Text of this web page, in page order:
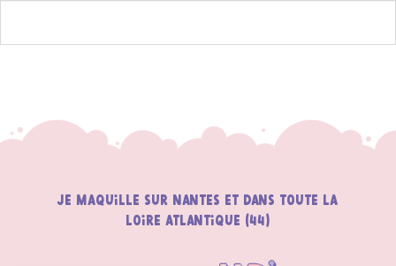
Je maquille sur Nantes et dans toute la
loire atlantique (44)